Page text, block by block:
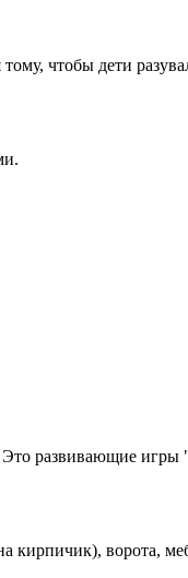
чтобы дети
Это развивающие
ворота,